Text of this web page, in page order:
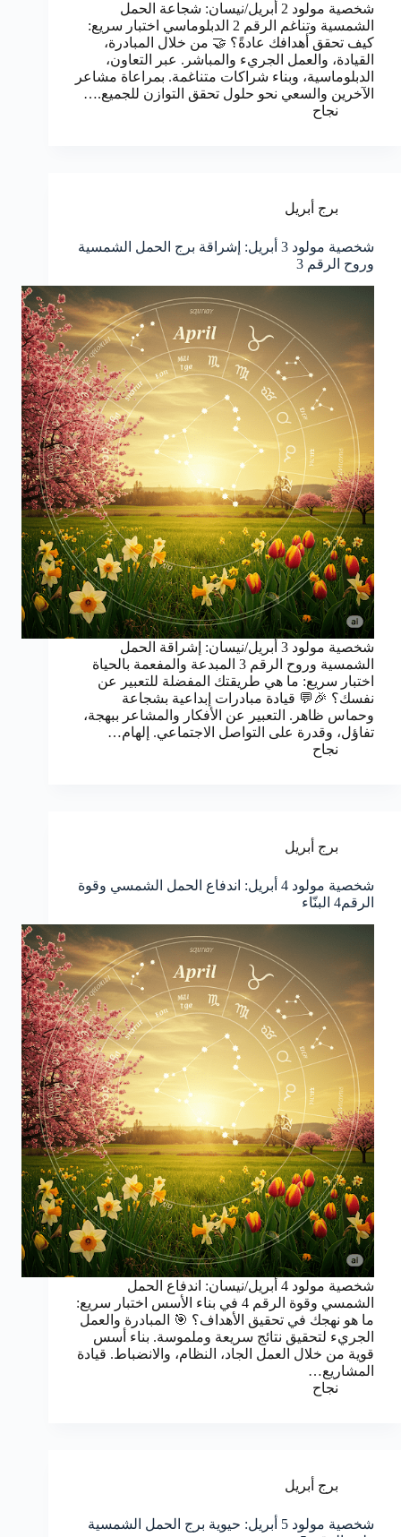
شخصية مولود 2 أبريل/نيسان: شجاعة الحمل
الشمسية وتناغم الرقم 2 الدبلوماسي اختبار سريع:
كيف تحقق أهدافك عادةً؟ 🤝 من خلال المبادرة،
القيادة، والعمل الجريء والمباشر. عبر التعاون،
الدبلوماسية، وبناء شراكات متناغمة. بمراعاة مشاعر
الآخرين والسعي نحو حلول تحقق التوازن للجميع.…
نجاح
برج أبريل
شخصية مولود 3 أبريل: إشراقة برج الحمل الشمسية
وروح الرقم 3
شخصية مولود 3 أبريل/نيسان: إشراقة الحمل
الشمسية وروح الرقم 3 المبدعة والمفعمة بالحياة
اختبار سريع: ما هي طريقتك المفضلة للتعبير عن
نفسك؟ 🎉💬 قيادة مبادرات إبداعية بشجاعة
وحماس ظاهر. التعبير عن الأفكار والمشاعر ببهجة،
تفاؤل، وقدرة على التواصل الاجتماعي. إلهام…
نجاح
برج أبريل
شخصية مولود 4 أبريل: اندفاع الحمل الشمسي وقوة
الرقم4 البنّاء
شخصية مولود 4 أبريل/نيسان: اندفاع الحمل
الشمسي وقوة الرقم 4 في بناء الأسس اختبار سريع:
ما هو نهجك في تحقيق الأهداف؟ 🎯 المبادرة والعمل
الجريء لتحقيق نتائج سريعة وملموسة. بناء أسس
قوية من خلال العمل الجاد، النظام، والانضباط. قيادة
المشاريع…
نجاح
برج أبريل
شخصية مولود 5 أبريل: حيوية برج الحمل الشمسية